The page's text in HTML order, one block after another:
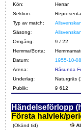
Kön:
Herrar
Sektion:
Typ av match:
Allsvenskan
Säsong:
Omgång:
9 / 22
Hemma/Borta:
Datum:
1955-10-08
Arena:
Råsunda
Underlag:
Naturgräs
Publik:
9 612
Händelseförlopp
Första halvlek/
(Okänd tid)